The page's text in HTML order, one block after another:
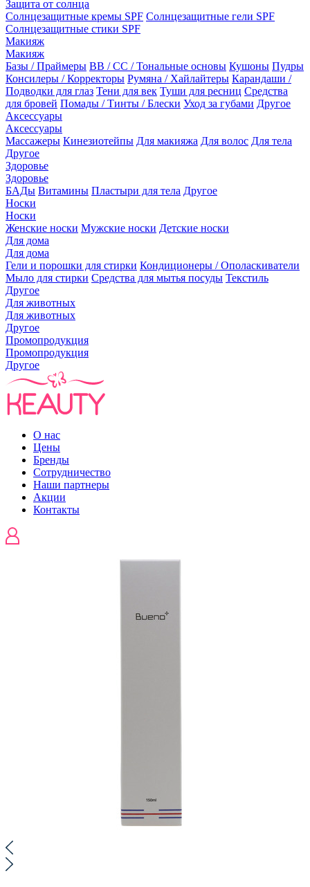
Защита от солнца
Солнцезащитные кремы SPF Солнцезащитные гели SPF
Солнцезащитные стики SPF
Макияж
Макияж
Базы / Праймеры BB / CC / Тональные основы Кушоны Пудры
Консилеры / Корректоры Румяна / Хайлайтеры Карандаши /
Подводки для глаз Тени для век Туши для ресниц Средства
для бровей Помады / Тинты / Блески Уход за губами Другое
Аксессуары
Аксессуары
Массажеры Кинезиотейпы Для макияжа Для волос Для тела
Другое
Здоровье
Здоровье
БАДы Витамины Пластыри для тела Другое
Носки
Носки
Женские носки Мужские носки Детские носки
Для дома
Для дома
Гели и порошки для стирки Кондиционеры / Ополаскиватели
Мыло для стирки Средства для мытья посуды Текстиль
Другое
Для животных
Для животных
Другое
Промопродукция
Промопродукция
Другое
О нас
Цены
Бренды
Сотрудничество
Наши партнеры
Акции
Контакты